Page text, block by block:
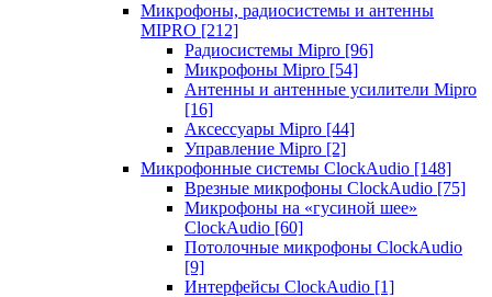
Микрофоны, радиосистемы и антенны
MIPRO [212]
Радиосистемы Mipro [96]
Микрофоны Mipro [54]
Антенны и антенные усилители Mipro
[16]
Аксессуары Mipro [44]
Управление Mipro [2]
Микрофонные системы ClockAudio [148]
Врезные микрофоны ClockAudio [75]
Микрофоны на «гусиной шее»
ClockAudio [60]
Потолочные микрофоны ClockAudio
[9]
Интерфейсы ClockAudio [1]